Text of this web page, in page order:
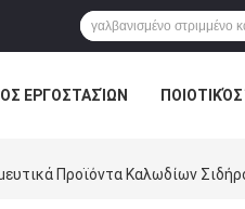
ΕΡΓΟΣΤΑΣΊΩΝ
Προϊόντα Καλωδίων